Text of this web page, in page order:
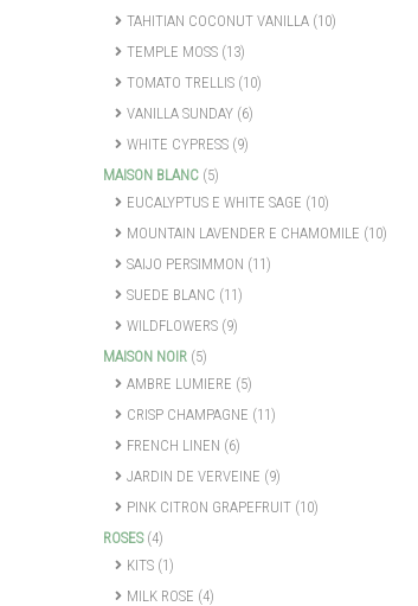
TAHITIAN COCONUT VANILLA (10)
TEMPLE MOSS (13)
TOMATO TRELLIS (10)
VANILLA SUNDAY (6)
WHITE CYPRESS (9)
MAISON BLANC (5)
EUCALYPTUS E WHITE SAGE (10)
MOUNTAIN LAVENDER E CHAMOMILE (10)
SAIJO PERSIMMON (11)
SUEDE BLANC (11)
WILDFLOWERS (9)
MAISON NOIR (5)
AMBRE LUMIERE (5)
CRISP CHAMPAGNE (11)
FRENCH LINEN (6)
JARDIN DE VERVEINE (9)
PINK CITRON GRAPEFRUIT (10)
ROSES(4)
KITS (1)
MILK ROSE (4)